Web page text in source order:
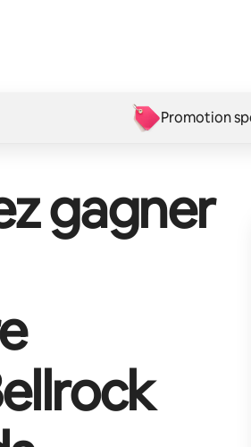
Promotion
gagner